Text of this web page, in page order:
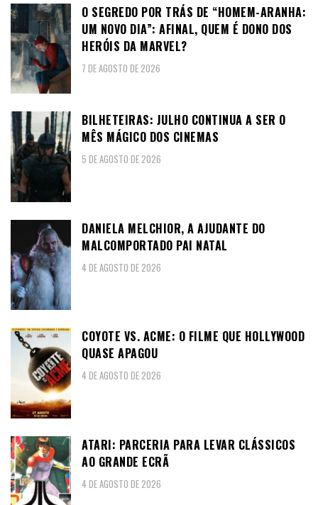
O SEGREDO POR TRÁS DE “HOMEM-ARANHA:
UM NOVO DIA”: AFINAL, QUEM É DONO DOS
HERÓIS DA MARVEL?
7 DE AGOSTO DE 2026
BILHETEIRAS: JULHO CONTINUA A SER O
MÊS MÁGICO DOS CINEMAS
5 DE AGOSTO DE 2026
DANIELA MELCHIOR, A AJUDANTE DO
MALCOMPORTADO PAI NATAL
4 DE AGOSTO DE 2026
COYOTE VS. ACME: O FILME QUE HOLLYWOOD
QUASE APAGOU
4 DE AGOSTO DE 2026
ATARI: PARCERIA PARA LEVAR CLÁSSICOS
AO GRANDE ECRÃ
4 DE AGOSTO DE 2026